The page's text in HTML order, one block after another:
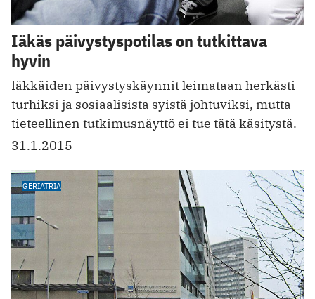
Iäkäs päivystyspotilas on tutkittava
hyvin
Iäkkäiden päivystyskäynnit leimataan herkästi
turhiksi ja sosiaalisista syistä johtuviksi, mutta
tieteellinen tutkimusnäyttö ei tue tätä käsitystä.
31.1.2015
GERIATRIA